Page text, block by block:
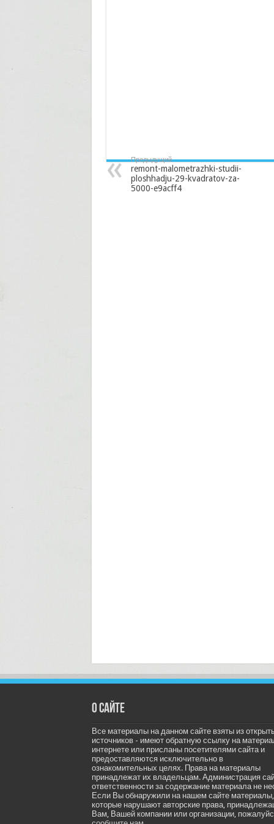
Предыдущий
remont-malometrazhki-studii-
ploshhadju-29-kvadratov-za-
5000-e9acff4
О сайте
Все материалы на данном сайте взяты из
источников - имеют обратную ссылку на
интернете или присланы посетителями сайта и
предоставляются исключительно в
ознакомительных целях. Права на материалы
принадлежат их владельцам. Администрация
ответственности за содержание материала не
Если Вы обнаружили на нашем сайте материалы,
которые нарушают авторские права,
Вам, Вашей компании или организации,